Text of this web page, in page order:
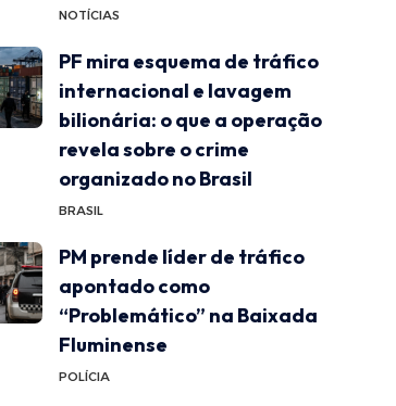
NOTÍCIAS
PF mira esquema de tráfico
internacional e lavagem
bilionária: o que a operação
revela sobre o crime
organizado no Brasil
BRASIL
PM prende líder de tráfico
apontado como
“Problemático” na Baixada
Fluminense
POLÍCIA